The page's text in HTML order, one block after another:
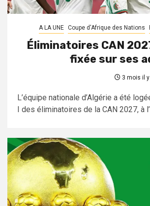
A LA UNE Coupe d'Afrique des Nations
Éliminatoires CAN
fixée sur ses
3 mois il y
L’équipe nationale d’Algérie a été
I des éliminatoires de la CAN 2027, à